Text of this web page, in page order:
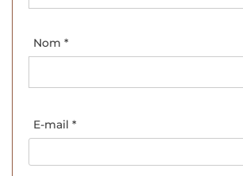
Nom *
E-mail *